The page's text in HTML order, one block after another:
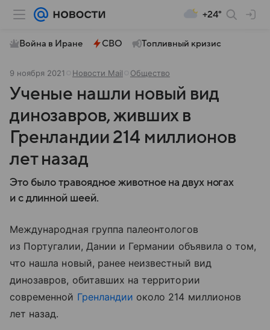
+24°
Война в Иране СВО Топливный кризис
9 ноября 2021 Новости Mail Общество
Ученые нашли новый вид
динозавров, живших в
Гренландии 214 миллионов
лет назад
Это было травоядное животное на двух ногах
и с длинной шеей.
Международная группа палеонтологов
из Португалии, Дании и Германии объявила о том,
что нашла новый, ранее неизвестный вид
динозавров, обитавших на территории
современной Гренландии около 214 миллионов
лет назад.